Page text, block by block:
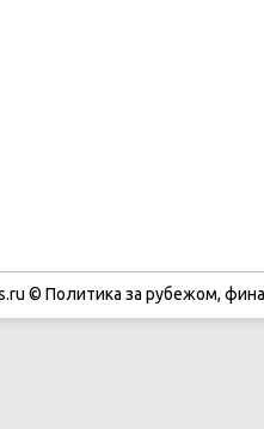
© Политиκа за рубежом,